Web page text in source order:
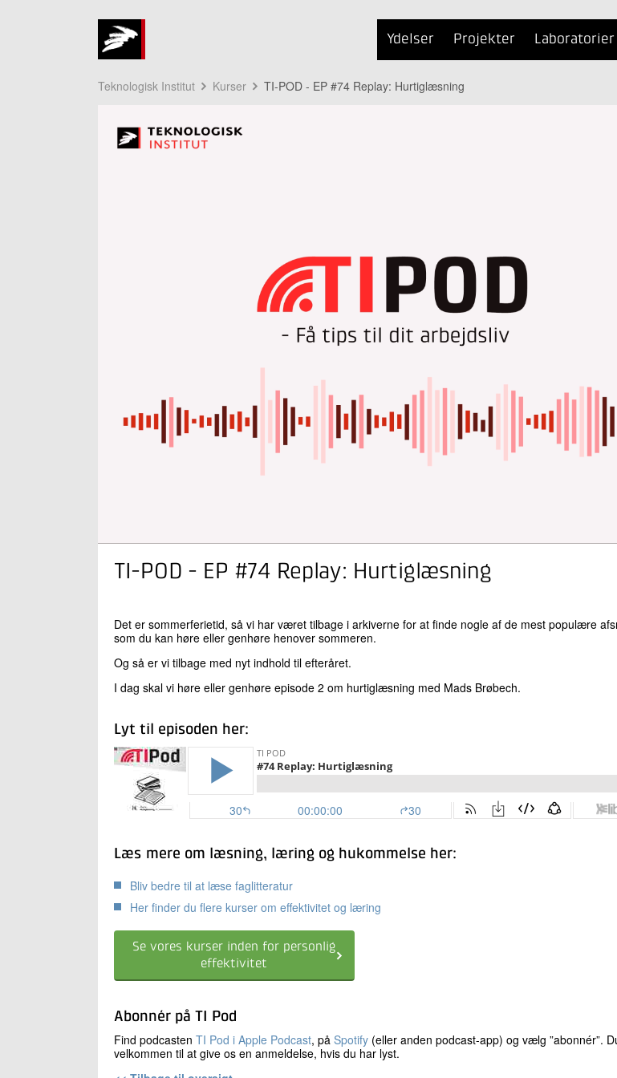
Ydelser Projekter Laboratorier
Teknologisk Institut Kurser TI-POD - EP #74 Replay: Hurtiglæsning
TI-POD - EP #74 Replay: Hurtiglæsning
Det er sommerferietid, så vi har været tilbage i arkiverne for at finde nogle af de mest populære
som du kan høre eller genhøre henover sommeren.
Og så er vi tilbage med nyt indhold til efteråret.
I dag skal vi høre eller genhøre episode 2 om hurtiglæsning med Mads Brøbech.
Lyt til episoden her:
Læs mere om læsning, læring og hukommelse her:
Bliv bedre til at læse faglitteratur
Her finder du flere kurser om effektivitet og læring
Se vores kurser inden for personlig
effektivitet
Abonnér på TI Pod
Find podcasten TI Pod i Apple Podcast, på Spotify (eller anden podcast-app) og vælg ”abonnér”.
velkommen til at give os en anmeldelse, hvis du har lyst.